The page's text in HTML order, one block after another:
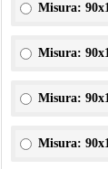
Misura:
Misura:
Misura:
Misura: